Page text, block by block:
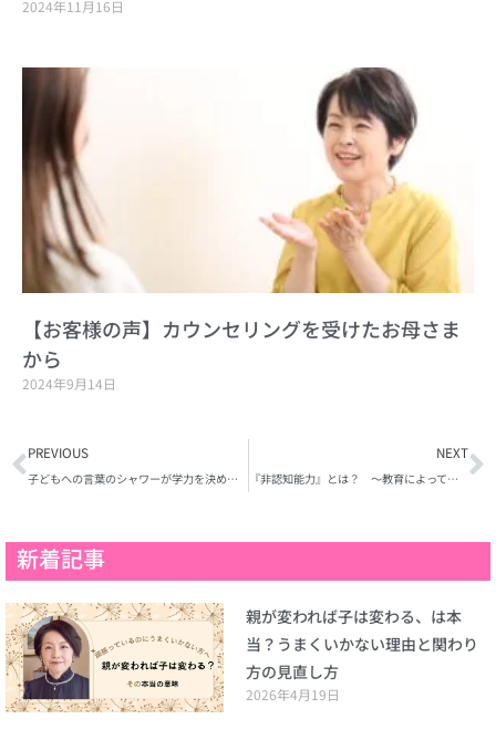
2024年11月16日
【お客様の声】カウンセリングを受けたお母さま
から
2024年9月14日
Prev
PREVIOUS
子どもへの言葉のシャワーが学力を決める！～幼児期の家庭環境の重要性
NEXT
『非認知能力』とは？ ～教育によって身につけられる”幸福に生きる力”
新着記事
親が変われば子は変わる、は本
当？うまくいかない理由と関わり
方の見直し方
2026年4月19日